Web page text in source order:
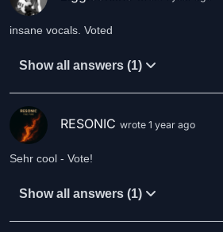
insane vocals. Voted
Show all answers (1)
RESONIC wrote 1 year ago
Sehr cool - Vote!
Show all answers (1)